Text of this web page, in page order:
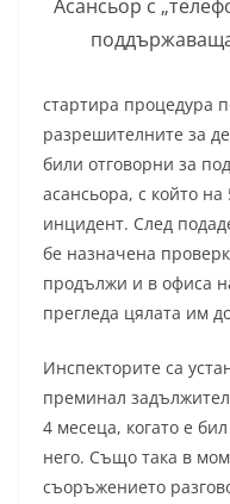
Асансьор с
стартира процедура
разрешителните за
били отговорни за
асансьора, с който
инцидент. След
бе назначена
продължи и в офиса
прегледа цялата им
Инспекторите са
преминал
4 месеца, когато е
него. Също така в
съоръжението